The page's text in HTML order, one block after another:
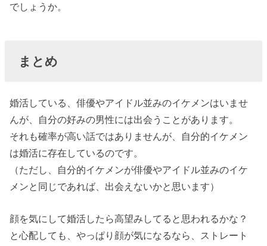
でしょうか。
まとめ
婚活している、俳優やアイドル並みのイケメンはいませ
んが、自分の好みの男性には出会うことがあります。
それも確率が高い話ではありませんが、自分的イケメン
は婚活に存在しているのです。
（ただし、自分的イケメンが俳優やアイドル並みのイケ
メンと同じであれば、出会えないかと思います）
顔を気にして婚活したら高望みしてると思われるかな？
と心配しても、やっぱり顔が気になるなら、ストレート